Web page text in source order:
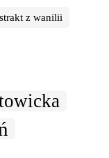
z wanilii